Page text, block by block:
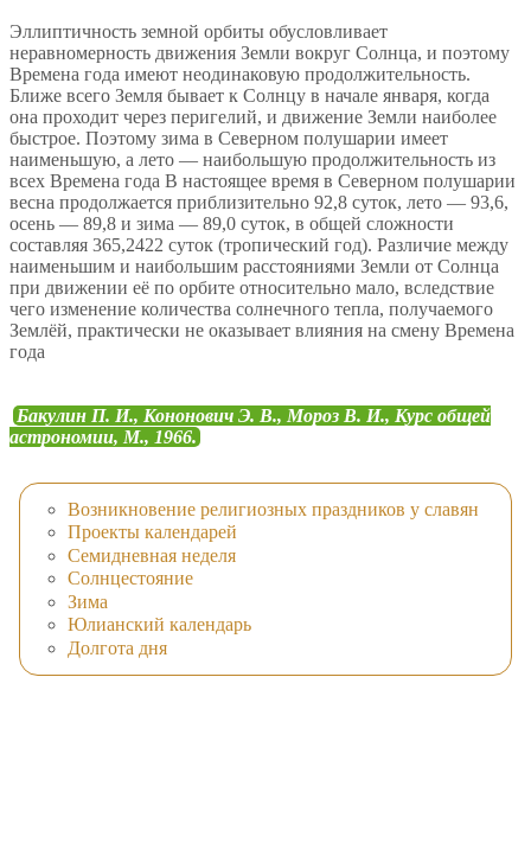
Эллиптичность земной орбиты обусловливает
неравномерность движения Земли вокруг Солнца, и поэтому
Времена года имеют неодинаковую продолжительность.
Ближе всего Земля бывает к Солнцу в начале января, когда
она проходит через перигелий, и движение Земли наиболее
быстрое. Поэтому зима в Северном полушарии имеет
наименьшую, а лето — наибольшую продолжительность из
всех Времена года В настоящее время в Северном полушарии
весна продолжается приблизительно 92,8 суток, лето — 93,6,
осень — 89,8 и зима — 89,0 суток, в общей сложности
составляя 365,2422 суток (тропический год). Различие между
наименьшим и наибольшим расстояниями Земли от Солнца
при движении её по орбите относительно мало, вследствие
чего изменение количества солнечного тепла, получаемого
Землёй, практически не оказывает влияния на смену Времена
года
Бакулин П. И., Кононович Э. В., Мороз В. И., Курс общей
астрономии, М., 1966.
Возникновение религиозных праздников у славян
Проекты календарей
Семидневная неделя
Солнцестояние
Зима
Юлианский календарь
Долгота дня